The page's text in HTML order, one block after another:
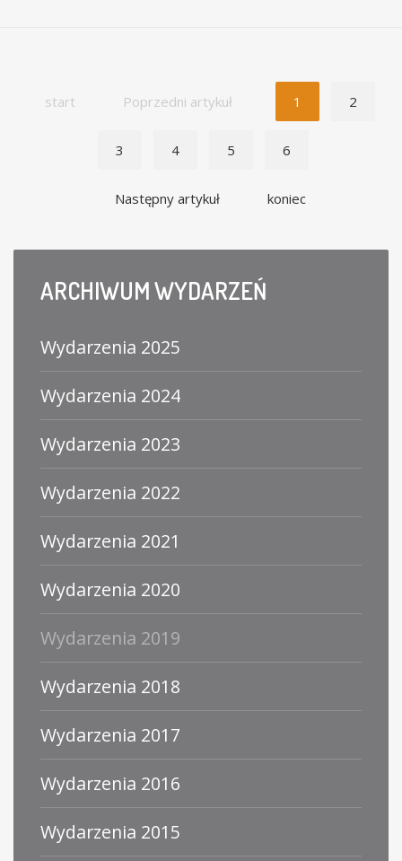
start Poprzedni artykuł 1 2
3 4 5 6
Następny artykuł koniec
ARCHIWUMWYDARZEŃ
Wydarzenia 2025
Wydarzenia 2024
Wydarzenia 2023
Wydarzenia 2022
Wydarzenia 2021
Wydarzenia 2020
Wydarzenia 2019
Wydarzenia 2018
Wydarzenia 2017
Wydarzenia 2016
Wydarzenia 2015